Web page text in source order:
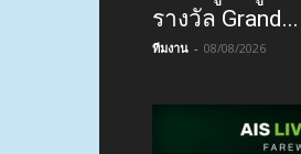
รางวัล Grand...
ทีมงาน - 08/08/2026